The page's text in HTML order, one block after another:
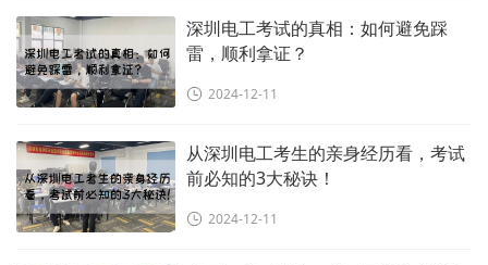
深圳电工考试的真相：如何避免踩
雷，顺利拿证？
2024-12-11
从深圳电工考生的亲身经历看，考试
前必知的3大秘诀！
2024-12-11